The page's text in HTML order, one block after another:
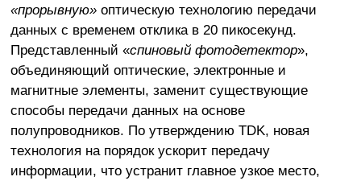
«прорывную»оптическую технологию передачи
данных с временем отклика в 20 пикосекунд.
Представленный «спиновый фотодетектор»,
объединяющий оптические, электронные и
магнитные элементы, заменит существующие
способы передачи данных на основе
полупроводников. По утверждению TDK, новая
технология на порядок ускорит передачу
информации, что устранит главное узкое место,